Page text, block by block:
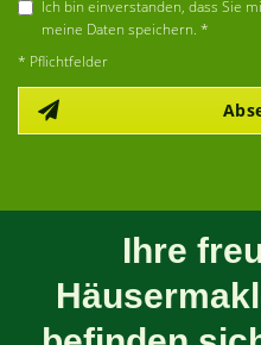
Ich bin einverstanden, dass Sie
meine Daten speichern. *
* Pflichtfelder
Ihre